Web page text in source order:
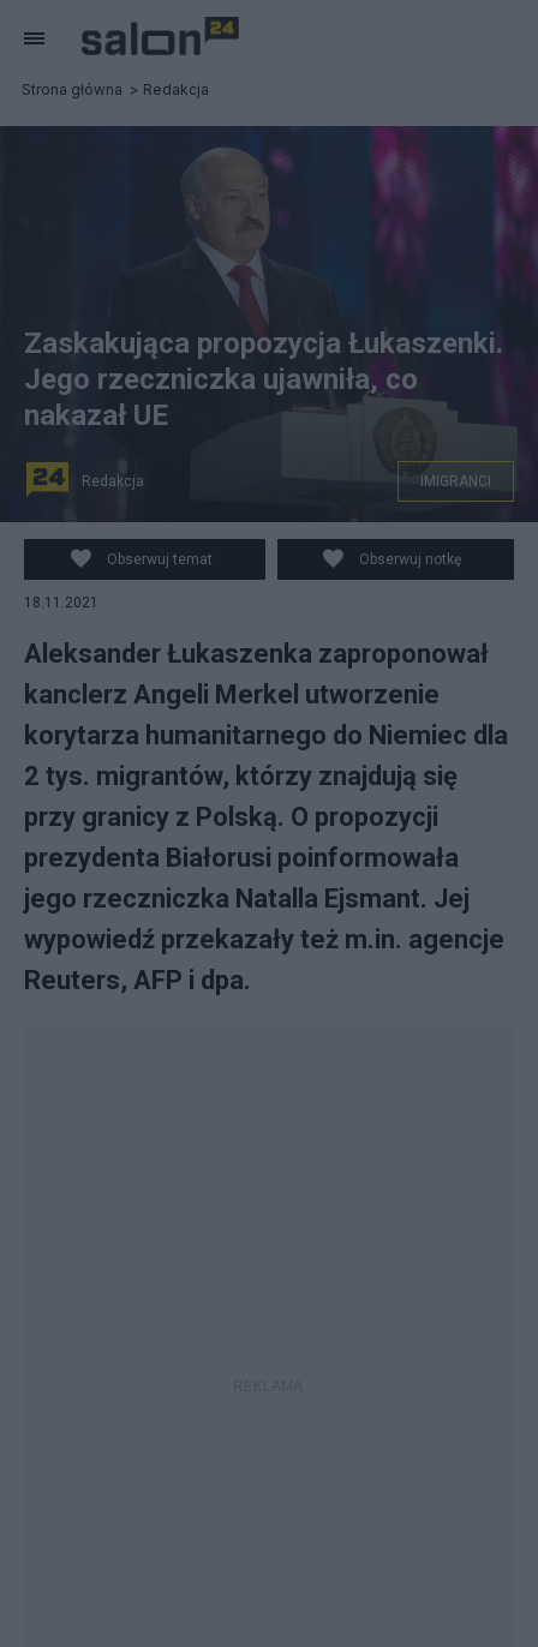
Strona główna Redakcja
By Serge Serebro, Vitebsk Popular News - Own work, CC
BY-SA 4.0,
https://commons.wikimedia.org/w/index.php?
curid=41720543
Zaskakująca propozycja Łukaszenki.
Jego rzeczniczka ujawniła, co
nakazał UE
Redakcja IMIGRANCI
Obserwuj temat Obserwuj notkę
18.11.2021
Aleksander Łukaszenka zaproponował
kanclerz Angeli Merkel utworzenie
korytarza humanitarnego do Niemiec dla
2 tys. migrantów, którzy znajdują się
przy granicy z Polską. O propozycji
prezydenta Białorusi poinformowała
jego rzeczniczka Natalla Ejsmant. Jej
wypowiedź przekazały też m.in. agencje
Reuters, AFP i dpa.